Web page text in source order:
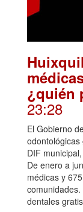
¿quién
23:28
El Gobierno
DIF
De enero a
médicas y
dentales